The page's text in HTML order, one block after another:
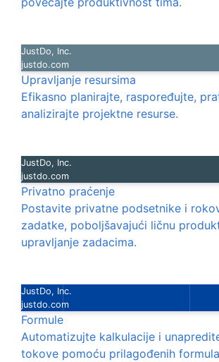
JustDo, Inc.
justdo.com
Upravljanje resursima
Efikasno planirajte, raspoređujte,
analizirajte projektne resurse.
JustDo, Inc.
justdo.com
Privatno praćenje
Postavite privatne podsetnike i
zadatke, poboljšavajući ličnu
upravljanje zadacima.
JustDo, Inc.
justdo.com
Formule
Automatizujte kalkulacije i
tokove pomoću prilagođenih